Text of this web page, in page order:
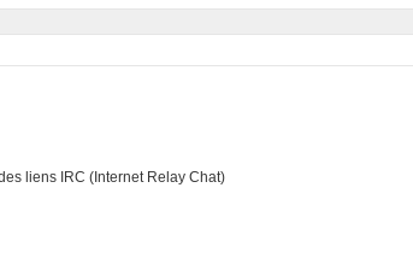
liens IRC (Internet Relay Chat)